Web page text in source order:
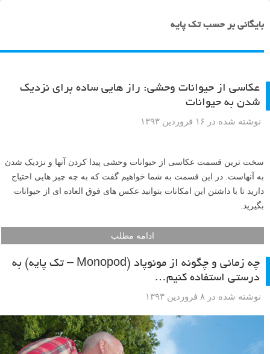
بایگانی بر حسب تک پایه
عکاسی از حیوانات وحشی: راز هایی ساده برای نزدیک
شدن به حیوانات
نوشته شده در ۱۶ فروردین ۱۳۹۳
سخت ترین قسمت عکاسی از حیوانات وحشی پیدا کردن آنها و نزدیک شدن
به آنهاست. در این قسمت به شما خواهیم گفت که به چه چیز هایی احتیاج
دارید تا با داشتن این امکانات بتوانید عکس های فوق العاده ای از حیوانات
بگیرید.
ادامه مطلب
چه زمانی و چگونه از مونوپاد (Monopod – تک پایه) به
درستی استفاده کنیم…
نوشته شده در ۸ فروردین ۱۳۹۳